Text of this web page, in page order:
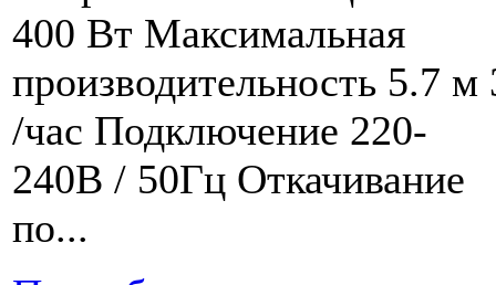
400 Вт Максимальная
производительность 5.7 м
/час Подключение 220-
240В / 50Гц Откачивание
по...